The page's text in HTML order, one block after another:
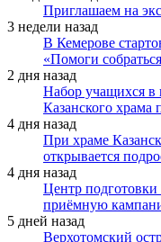
Приглашаем на
3 недели назад
В Кемерове
«Помоги
2 дня назад
Набор учащихся в
Казанского храма
4 дня назад
При храме
открывается
4 дня назад
Центр подготовки
приёмную
5 дней назад
Верхотомский